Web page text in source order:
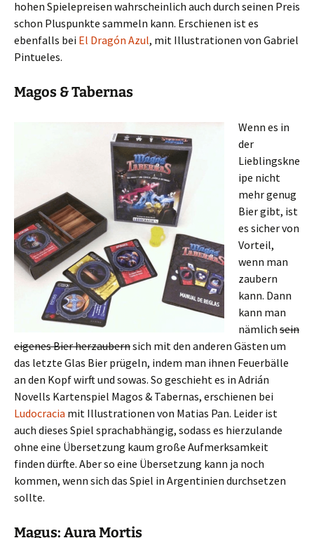
hohen Spielepreisen wahrscheinlich auch durch seinen Preis
schon Pluspunkte sammeln kann. Erschienen ist es
ebenfalls bei El Dragón Azul, mit Illustrationen von Gabriel
Pintueles.
Magos & Tabernas
Wenn es in
der
Lieblingskne
ipe nicht
mehr genug
Bier gibt, ist
es sicher von
Vorteil,
wenn man
zaubern
kann. Dann
kann man
nämlich sein
eigenes Bier herzaubernsich mit den anderen Gästen um
das letzte Glas Bier prügeln, indem man ihnen Feuerbälle
an den Kopf wirft und sowas. So geschieht es in Adrián
Novells Kartenspiel Magos & Tabernas, erschienen bei
Ludocracia mit Illustrationen von Matias Pan. Leider ist
auch dieses Spiel sprachabhängig, sodass es hierzulande
ohne eine Übersetzung kaum große Aufmerksamkeit
finden dürfte. Aber so eine Übersetzung kann ja noch
kommen, wenn sich das Spiel in Argentinien durchsetzen
sollte.
Magus: Aura Mortis